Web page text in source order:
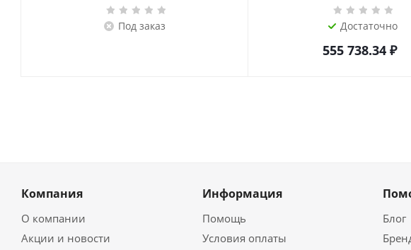
Под заказ Достаточно
555 738.34₽
Компания
О компании
Акции и новости
Информация
Помощь
Условия оплаты
Блог